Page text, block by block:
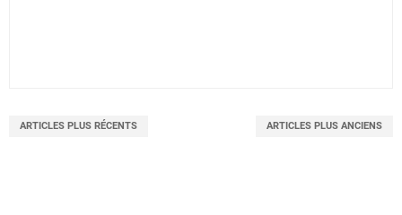
ARTICLES PLUS RÉCENTS ARTICLES PLUS ANCIENS